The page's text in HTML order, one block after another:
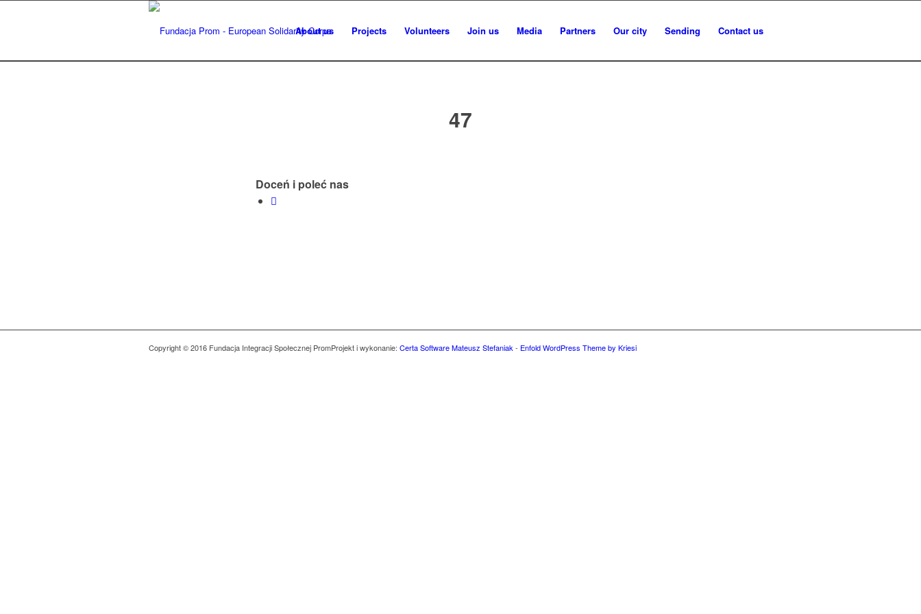
About us Projects Volunteers Join us Media Partners Our city Sending Contact us
47
Doceń i poleć nas
Copyright © 2016 Fundacja Integracji Społecznej PromProjekt i wykonanie: Certa Software Mateusz Stefaniak- Enfold WordPress Theme by Kriesi